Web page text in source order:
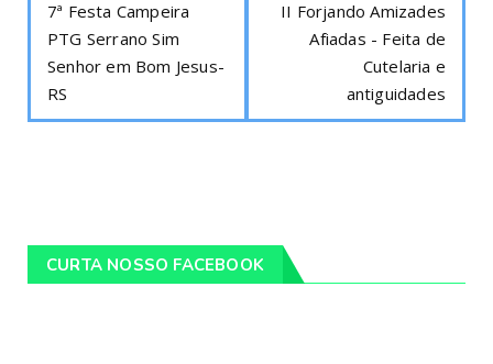
7ª Festa Campeira
PTG Serrano Sim
Senhor em Bom Jesus-
RS
II Forjando Amizades
Afiadas - Feita de
Cutelaria e
antiguidades
CURTA NOSSO FACEBOOK